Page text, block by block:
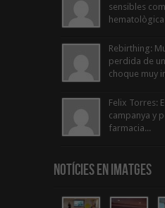
sensibles
hematològica
Rebirthing:
perdida de
choque muy
Felix Torres:
campanya y
farmacia...
Notícies en Imatges